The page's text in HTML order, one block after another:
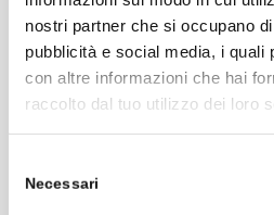
nostri partner che si occupano
pubblicità e social media, i quali
con altre informazioni che hai
raccolto dal tuo utilizzo dei loro
delNecessari
be opened and the measuring
one-hand operation
Extremely long battery service life
External power supply for long-
MAVOWATT 50
Connector cable included